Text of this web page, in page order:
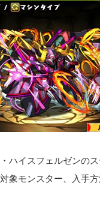
ハイスフェルゼンの
象モンスター、入手方